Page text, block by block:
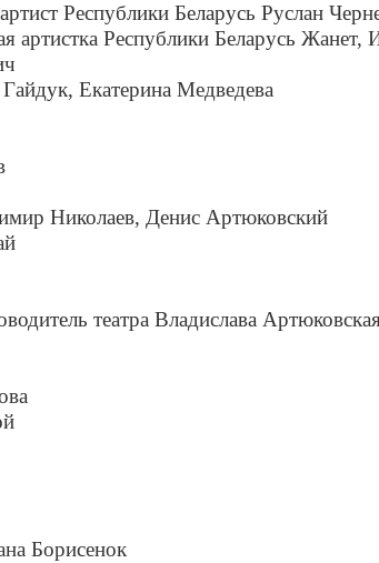
Республики Беларусь Руслан
артистка Республики Беларусь Жанет,
Екатерина Медведева
Николаев, Денис Артюковский
театра Владислава
Борисенок